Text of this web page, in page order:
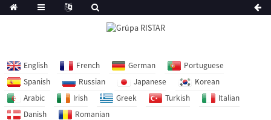
English French German
Portuguese
Spanish
Russian Japanese
Korean
Arabic
Irish Greek Turkish
Italian
Danish
Romanian